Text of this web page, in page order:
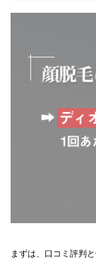
まずは、口コミ評判